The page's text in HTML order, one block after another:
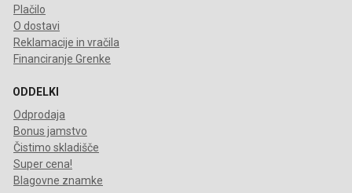
Plačilo
O dostavi
Reklamacije in vračila
Financiranje Grenke
ODDELKI
Odprodaja
Bonus jamstvo
Čistimo skladišče
Super cena!
Blagovne znamke